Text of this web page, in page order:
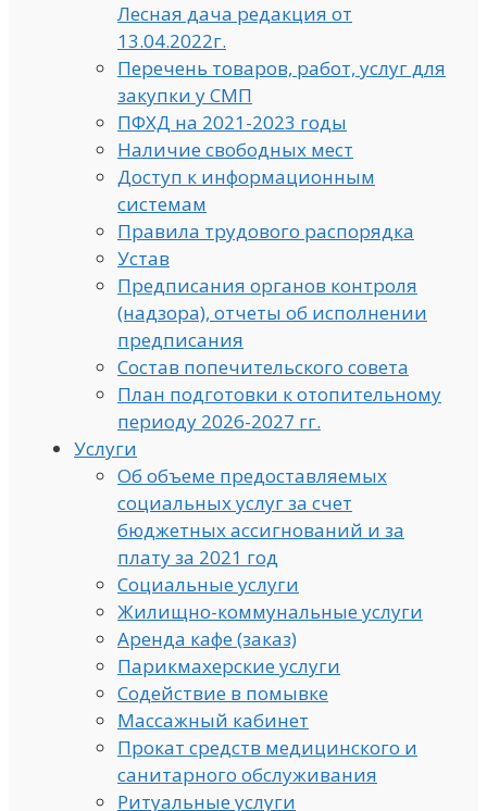
Лесная дача редакция от
13.04.2022г.
Перечень товаров, работ, услуг для
закупки у СМП
ПФХД на 2021-2023 годы
Наличие свободных мест
Доступ к информационным
системам
Правила трудового распорядка
Устав
Предписания органов контроля
(надзора), отчеты об исполнении
предписания
Состав попечительского совета
План подготовки к отопительному
периоду 2026-2027 гг.
Услуги
Об объеме предоставляемых
социальных услуг за счет
бюджетных ассигнований и за
плату за 2021 год
Социальные услуги
Жилищно-коммунальные услуги
Аренда кафе (заказ)
Парикмахерские услуги
Содействие в помывке
Массажный кабинет
Прокат средств медицинского и
санитарного обслуживания
Ритуальные услуги